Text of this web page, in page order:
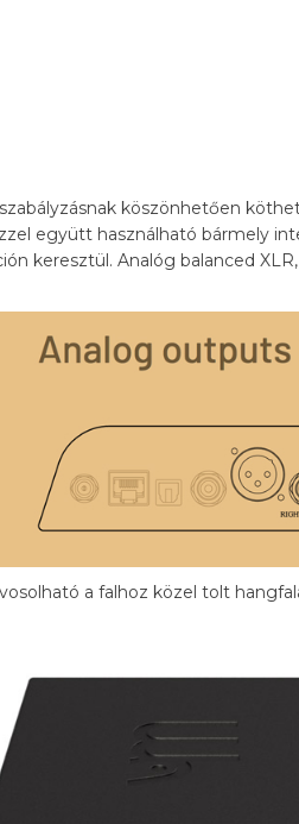
köszönhetően
együtt használható bármely
keresztül. Analóg balanced
a falhoz közel tolt